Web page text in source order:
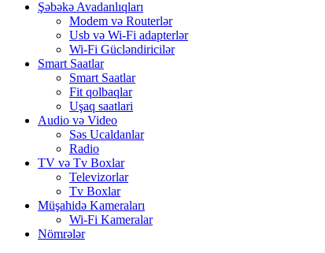
Şəbəkə Avadanlıqları
Modem və Routerlər
Usb və Wi-Fi adapterlər
Wi-Fi Gücləndiricilər
Smart Saatlar
Smart Saatlar
Fit qolbaqlar
Uşaq saatlari
Audio və Video
Səs Ucaldanlar
Radio
TV və Tv Boxlar
Televizorlar
Tv Boxlar
Müşahidə Kameraları
Wi-Fi Kameralar
Nömrələr